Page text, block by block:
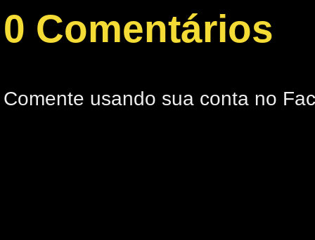
0 Comentários
Comente usando sua conta no